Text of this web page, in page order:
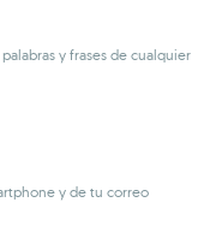
y frases de cualquier
y de tu correo